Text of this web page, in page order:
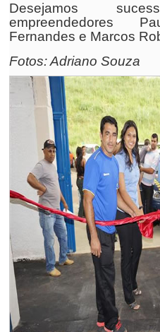
Desejamos
empreendedores
Fernandes e Marcos
Fotos: Adriano Souza